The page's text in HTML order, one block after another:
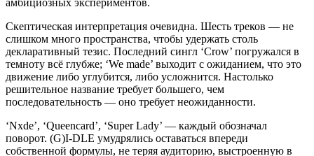
Скептическая интерпретация очевидна. Шесть треков — не
слишком много пространства, чтобы удержать столь
декларативный тезис. Последний сингл ‘Crow’ погружался в
темноту всё глубже; ‘We made’ выходит с ожиданием, что это
движение либо углубится, либо усложнится. Настолько
решительное название требует большего, чем
последовательность — оно требует неожиданности.
‘Nxde’, ‘Queencard’, ‘Super Lady’ — каждый обозначал
поворот. (G)I-DLE умудрялись оставаться впереди
собственной формулы, не теряя аудиторию, выстроенную в